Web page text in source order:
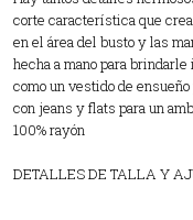
corte característica que
en el área del busto y las
hecha a mano para
como un vestido de
con jeans y flats para un
100% rayón
DETALLES DE TALLA Y